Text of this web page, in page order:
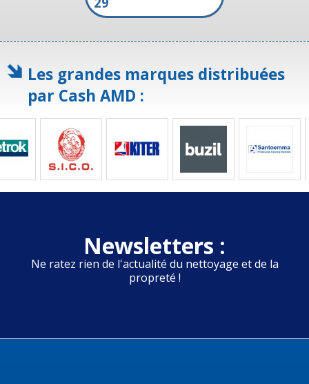
Les grandes marques distribuées
par Cash AMD :
Newsletters :
Ne ratez rien de l'actualité du nettoyage et de la
propreté !